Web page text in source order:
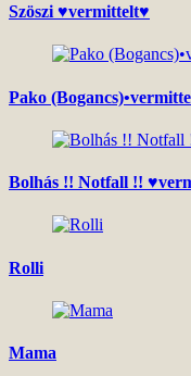
Szöszi ♥vermittelt♥
Pako
Bolhás !! Notfall !!
Rolli
Mama